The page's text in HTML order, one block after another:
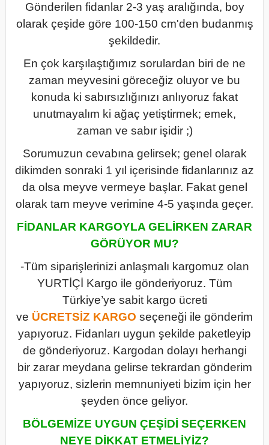
Gönderilen fidanlar 2-3 yaş aralığında, boy
olarak çeşide göre 100-150 cm'den budanmış
şekildedir.
En çok karşılaştığımız sorulardan biri de ne
zaman meyvesini göreceğiz oluyor ve bu
konuda ki sabırsızlığınızı anlıyoruz fakat
unutmayalım ki ağaç yetiştirmek; emek,
zaman ve sabır işidir ;)
Sorumuzun cevabına gelirsek; genel olarak
dikimden sonraki 1 yıl içerisinde fidanlarınız az
da olsa meyve vermeye başlar. Fakat genel
olarak tam meyve verimine 4-5 yaşında geçer.
FİDANLAR KARGOYLA GELİRKEN ZARAR
GÖRÜYOR MU?
-Tüm siparişlerinizi anlaşmalı kargomuz olan
YURTİÇİ Kargo ile gönderiyoruz. Tüm
Türkiye’ye sabit kargo ücreti
ve ÜCRETSİZ KARGO seçeneği ile gönderim
yapıyoruz. Fidanları uygun şekilde paketleyip
de gönderiyoruz. Kargodan dolayı herhangi
bir zarar meydana gelirse tekrardan gönderim
yapıyoruz, sizlerin memnuniyeti bizim için her
şeyden önce geliyor.
BÖLGEMİZE UYGUN ÇEŞİDİ SEÇERKEN
NEYE DİKKAT ETMELİYİZ?